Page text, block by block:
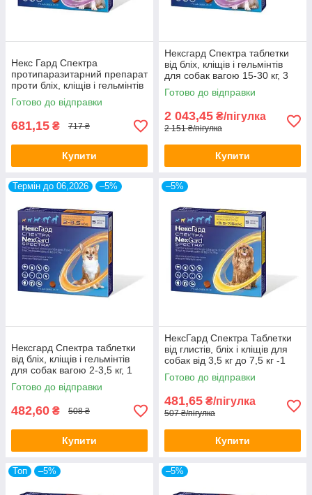
Некс Гард Спектра
протипаразитарний препарат
проти бліх, кліщів і гельмінтів
для собак 1 табл. 15-30 кг
Готово до відправки
681,15 ₴ 717 ₴
Купити
Нексгард Спектра таблетки
від бліх, кліщів і гельмінтів
для собак вагою 15-30 кг, 3
табл
Готово до відправки
2 043,45 ₴/пігулка
2 151 ₴/пігулка
Купити
Термін до 06,2026 –5%
Нексгард Спектра таблетки
від бліх, кліщів і гельмінтів
для собак вагою 2-3,5 кг, 1
таблетка
Готово до відправки
482,60 ₴ 508 ₴
Купити
–5%
НексГард Спектра Таблетки
від глистів, бліх і кліщів для
собак від 3,5 кг до 7,5 кг -1
таблетка
Готово до відправки
481,65 ₴/пігулка
507 ₴/пігулка
Купити
Топ –5% –5%